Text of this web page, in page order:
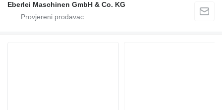
Eberlei Maschinen GmbH & Co. KG